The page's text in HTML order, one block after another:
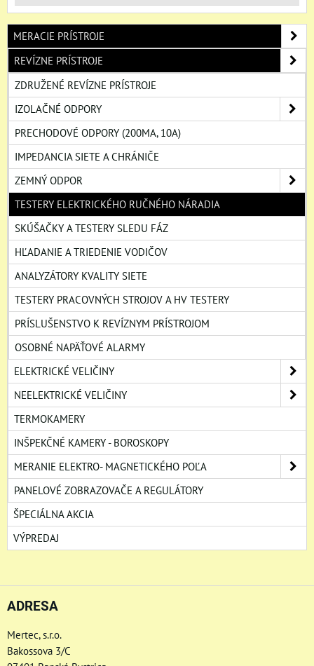
MERACIE PRÍSTROJE
REVÍZNE PRÍSTROJE
ZDRUŽENÉ REVÍZNE PRÍSTROJE
IZOLAČNÉ ODPORY
PRECHODOVÉ ODPORY (200MA, 10A)
IMPEDANCIA SIETE A CHRÁNIČE
ZEMNÝ ODPOR
TESTERY ELEKTRICKÉHO RUČNÉHO NÁRADIA
SKÚŠAČKY A TESTERY SLEDU FÁZ
HĽADANIE A TRIEDENIE VODIČOV
ANALYZÁTORY KVALITY SIETE
TESTERY PRACOVNÝCH STROJOV A HV TESTERY
PRÍSLUŠENSTVO K REVÍZNYM PRÍSTROJOM
OSOBNÉ NAPÄŤOVÉ ALARMY
ELEKTRICKÉ VELIČINY
NEELEKTRICKÉ VELIČINY
TERMOKAMERY
INŠPEKČNÉ KAMERY - BOROSKOPY
MERANIE ELEKTRO- MAGNETICKÉHO POĽA
PANELOVÉ ZOBRAZOVAČE A REGULÁTORY
ŠPECIÁLNA AKCIA
VÝPREDAJ
ADRESA
Mertec, s.r.o.
Bakossova 3/C